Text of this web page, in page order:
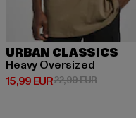
URBAN CLASSICS
Heavy Oversized
15,99 EUR
Derzeitiger Preis: 15,99 EUR
22,99 EUR